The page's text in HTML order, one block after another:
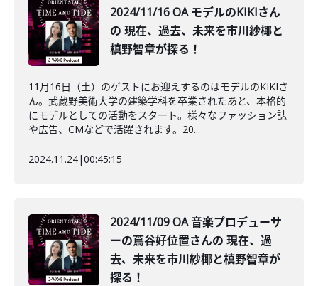
2024/11/16 OA モデルのKIKIさん
の 現在、過去、未来を市川紗椰と
槙野智章が探る！
11月16日（土）のゲストにお迎えするのはモデルのKIKIさ
ん。武蔵野美術大学の建築学科を卒業されたあと、本格的
にモデルとしての活動をスタート。様々なファッション誌
や広告、CMなどで活躍されます。20...
2024.11.24|00:45:15
2024/11/09 OA 音楽プロデューサ
ーの蔦谷好位置さんの 現在、過
去、未来を市川紗椰と槙野智章が
探る！